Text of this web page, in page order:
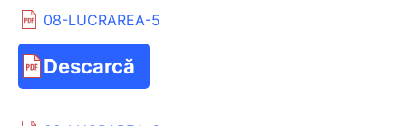
08-LUCRAREA-5
Descarcă